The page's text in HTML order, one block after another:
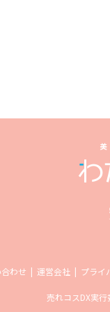
わせ 運営会社 プライ
売れコスDX実